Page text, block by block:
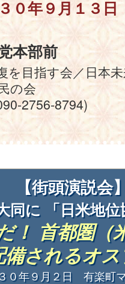
０年９月１３
本部前
を目指す会／日本
の会
2756-8794)
【街頭演説会
同に 「日米地
！ 首都圏（
備されるオ
０年９月２日 有楽町